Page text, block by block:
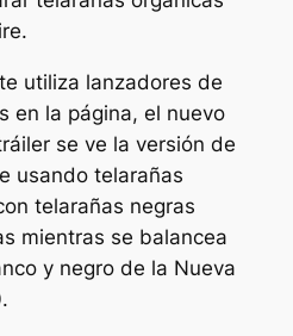
utiliza lanzadores de
en la página, el nuevo
se ve la versión de
usando telarañas
telarañas negras
mientras se balancea
y negro de la Nueva